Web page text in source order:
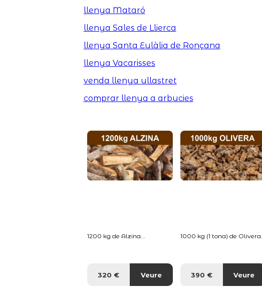
llenya Mataró
llenya Sales de Llierca
llenya Santa Eulàlia de Ronçana
llenya Vacarisses
venda llenya ullastret
comprar llenya a arbucies
1200 kg de Alzina...
320 € Veure
1000 kg (1 tona) de Olivera...
390 € Veure